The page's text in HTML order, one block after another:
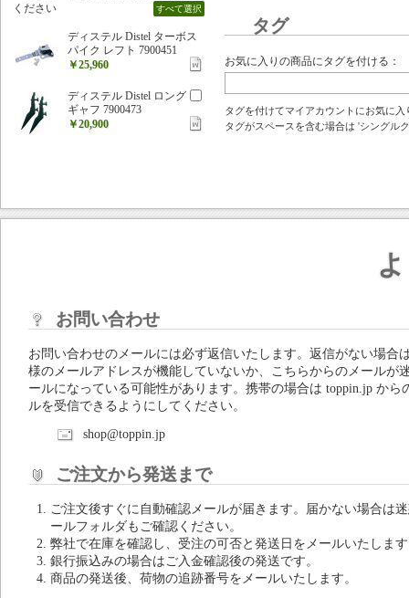
タグ
お気に入りの商品にタグを付ける：
タグを付けてマイアカウントにお気に
タグがスペースを含む場合は 'シングル
ください
すべて選択
ディステル Distel ターボス
パイク レフト 7900451
￥25,960
ディステル Distel ロング
ギャフ 7900473
￥20,900
お問い合わせ
お問い合わせのメールには必ず返信いたします。返信がない場合
様のメールアドレスが機能していないか、こちらからのメールが
ールになっている可能性があります。携帯の場合は toppin.jp から
ルを受信できるようにしてください。
shop@toppin.jp
ご注文から発送まで
ご注文後すぐに自動確認メールが届きます。届かない場合は
ールフォルダもご確認ください。
弊社で在庫を確認し、受注の可否と発送日をメールいたしま
銀行振込みの場合はご入金確認後の発送です。
商品の発送後、荷物の追跡番号をメールいたします。